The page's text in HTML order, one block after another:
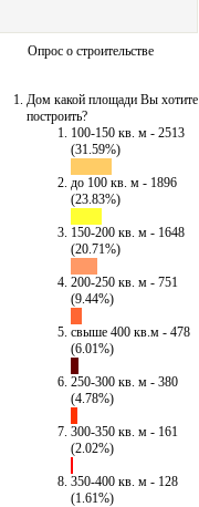
Опрос о строительстве
Дом какой площади Вы хотите
построить?
100-150 кв. м - 2513
(31.59%)
до 100 кв. м - 1896
(23.83%)
150-200 кв. м - 1648
(20.71%)
200-250 кв. м - 751
(9.44%)
свыше 400 кв.м - 478
(6.01%)
250-300 кв. м - 380
(4.78%)
300-350 кв. м - 161
(2.02%)
350-400 кв. м - 128
(1.61%)